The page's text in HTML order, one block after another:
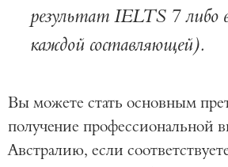
результат IELTS 7 либо
каждой составляющей).
Вы можете стать основным
получение профессиональной
Австралию, если